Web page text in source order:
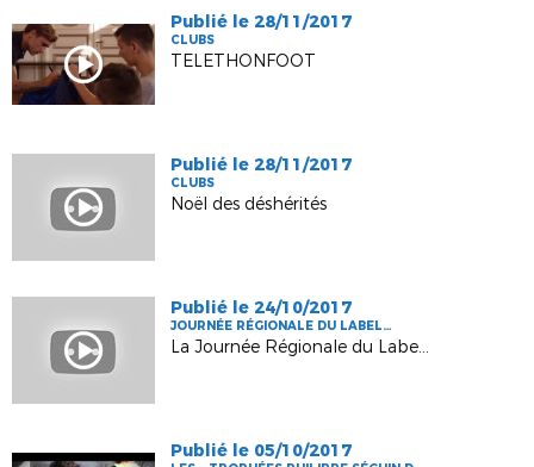
Publié le 28/11/2017
CLUBS
TELETHONFOOT
Publié le 28/11/2017
CLUBS
Noël des déshérités
Publié le 24/10/2017
JOURNÉE RÉGIONALE DU LABEL
JEUNES
La Journée Régionale du Label Jeunes
Publié le 05/10/2017